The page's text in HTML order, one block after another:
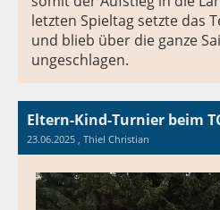
letzten Spieltag setzte das
und blieb über die ganze
ungeschlagen.
23.06.2025 , Thiel Christian